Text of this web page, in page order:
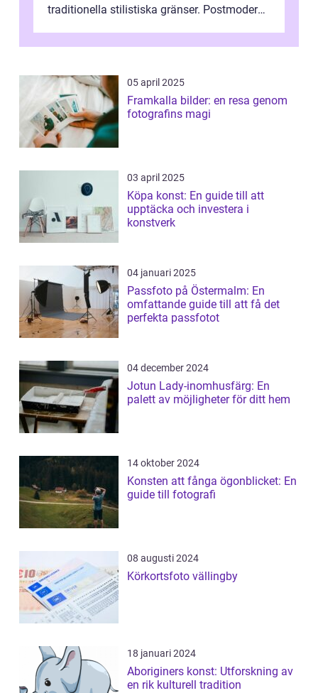
traditionella stilistiska gränser. Postmodern
05 april 2025
Framkalla bilder: en resa genom
fotografins magi
03 april 2025
Köpa konst: En guide till att
upptäcka och investera i
konstverk
04 januari 2025
Passfoto på Östermalm: En
omfattande guide till att få det
perfekta passfotot
04 december 2024
Jotun Lady-inomhusfärg: En
palett av möjligheter för ditt hem
14 oktober 2024
Konsten att fånga ögonblicket: En
guide till fotografi
08 augusti 2024
Körkortsfoto vällingby
18 januari 2024
Aboriginers konst: Utforskning av
en rik kulturell tradition